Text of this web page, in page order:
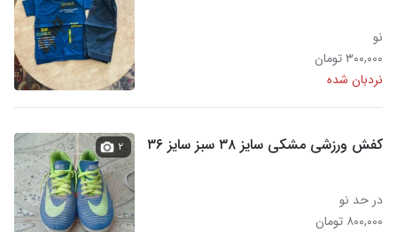
نو
۳۰۰,۰۰۰ تومان
نردبان شده
کفش ورزشی مشکی سایز ۳۸ سبز سایز ۳۶
در حد نو
۸۰۰,۰۰۰ تومان
۲